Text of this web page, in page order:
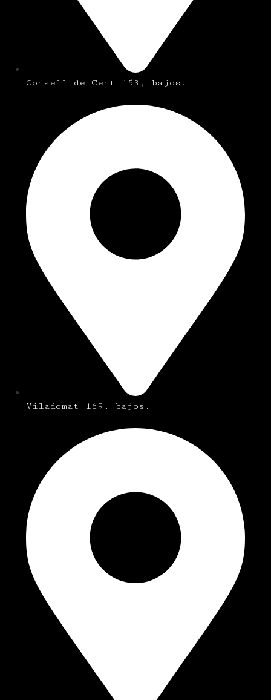
Consell de Cent 153, bajos.
Viladomat 169, bajos.